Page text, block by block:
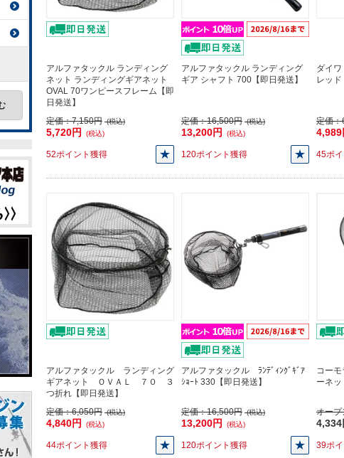
アルファタックル ランディング
ネット ランディングギアネット
OVAL 70ワンピースフレーム【即
日発送】
定価：7,150円 (税込)
5,720円 (税込)
52ポイント獲得
アルファタックル ランディング
ギア シャフト 700【即日発送】
定価：16,500円 (税込)
13,200円 (税込)
120ポイント獲得
ダイ
レッド
定価：
4,989
45ポ
アルファタックル ランディング
ギアネット ＯＶＡＬ ７０ ３
つ折れ【即日発送】
定価：6,050円 (税込)
4,840円 (税込)
44ポイント獲得
アルファタックル ﾗﾝﾃﾞｨﾝｸﾞｷﾞｱ
ｼｮｰﾄ 330【即日発送】
定価：16,500円 (税込)
13,200円 (税込)
120ポイント獲得
コー
ーネッ
オープ
4,334
39ポ